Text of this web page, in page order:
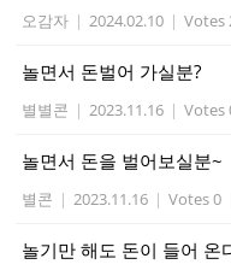
오감자 | 2024.02.10 | Votes
놀면서 돈벌어 가실분?
별별콘 | 2023.11.16 | Votes
놀면서 돈을 벌어보실분~
별콘 | 2023.11.16 | Votes 0
놀기만 해도 돈이 들어 온